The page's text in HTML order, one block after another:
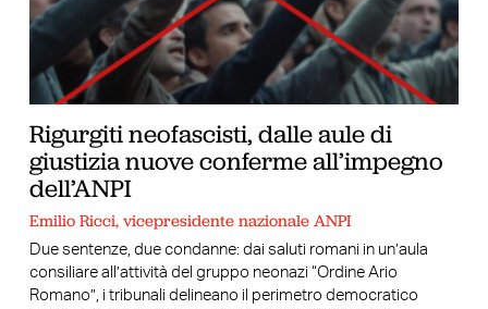
Rigurgiti neofascisti, dalle aule di
giustizia nuove conferme all’impegno
dell’ANPI
Emilio Ricci, vicepresidente nazionale ANPI
Due sentenze, due condanne: dai saluti romani in un’aula
consiliare all’attività del gruppo neonazi “Ordine Ario
Romano”, i tribunali delineano il perimetro democratico